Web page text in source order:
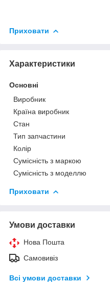
Приховати
Характеристики
Основні
Виробник
Країна виробник
Стан
Тип запчастини
Колір
Сумісність з маркою
Сумісність з моделлю
Приховати
Умови доставки
Нова Пошта
Самовивіз
Всі умови доставки